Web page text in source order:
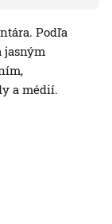
Podľa
jasným
a médií.